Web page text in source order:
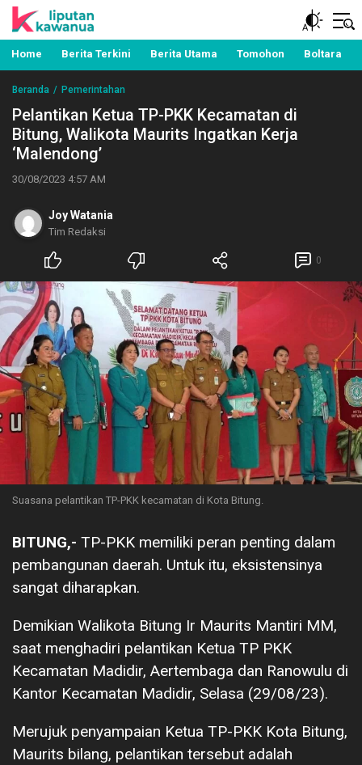
Liputan Kawanua
Berita Manado, Sulawesi Utara, Kawanua, Politik,
Pemerintahan, Hukum Kriminal dan Nasional
Home Berita Terkini Berita Utama Tomohon Boltara
Beranda Pemerintahan
Pelantikan Ketua TP-PKK Kecamatan di
Bitung, Walikota Maurits Ingatkan Kerja
‘Malendong’
30/08/2023 4:57 AM
Joy Watania
Tim Redaksi
0
Suasana pelantikan TP-PKK kecamatan di Kota Bitung.
BITUNG,- TP-PKK memiliki peran penting dalam
pembangunan daerah. Untuk itu, eksistensinya
sangat diharapkan.
Demikian Walikota Bitung Ir Maurits Mantiri MM,
saat menghadiri pelantikan Ketua TP PKK
Kecamatan Madidir, Aertembaga dan Ranowulu di
Kantor Kecamatan Madidir, Selasa (29/08/23).
Merujuk penyampaian Ketua TP-PKK Kota Bitung,
Maurits bilang, pelantikan tersebut adalah